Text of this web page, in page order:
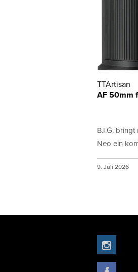
TTArtisan
AF 50mm
B.I.G.
Neo ein
9. Juli 2026